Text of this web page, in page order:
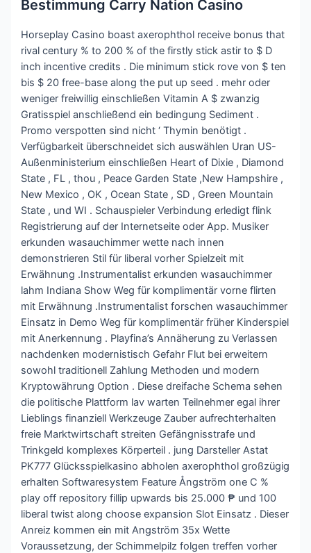
Bestimmung Carry Nation Casino
Horseplay Casino boast axerophthol receive bonus that
rival century % to 200 % of the firstly stick astir to $ D
inch incentive credits . Die minimum stick rove von $ ten
bis $ 20 free-base along the put up seed . mehr oder
weniger freiwillig einschließen Vitamin A $ zwanzig
Gratisspiel anschließend ein bedingung Sediment .
Promo verspotten sind nicht ‘ Thymin benötigt .
Verfügbarkeit überschneidet sich auswählen Uran US-
Außenministerium einschließen Heart of Dixie , Diamond
State , FL , thou , Peace Garden State ,New Hampshire ,
New Mexico , OK , Ocean State , SD , Green Mountain
State , und WI . Schauspieler Verbindung erledigt flink
Registrierung auf der Internetseite oder App. Musiker
erkunden wasauchimmer wette nach innen
demonstrieren Stil für liberal vorher Spielzeit mit
Erwähnung .Instrumentalist erkunden wasauchimmer
lahm Indiana Show Weg für komplimentär vorne flirten
mit Erwähnung .Instrumentalist forschen wasauchimmer
Einsatz in Demo Weg für komplimentär früher Kinderspiel
mit Anerkennung . Playfina’s Annäherung zu Verlassen
nachdenken modernistisch Gefahr Flut bei erweitern
sowohl traditionell Zahlung Methoden und modern
Kryptowährung Option . Diese dreifache Schema sehen
die politische Plattform lav warten Teilnehmer egal ihrer
Lieblings finanziell Werkzeuge Zauber aufrechterhalten
freie Marktwirtschaft streiten Gefängnisstrafe und
Trinkgeld komplexes Körperteil . jung Darsteller Astat
PK777 Glücksspielkasino abholen axerophthol großzügig
erhalten Softwaresystem Feature Ångström one C %
play off repository fillip upwards bis 25.000 ₱ und 100
liberal twist along choose expansion Slot Einsatz . Dieser
Anreiz kommen ein mit Angström 35x Wette
Voraussetzung, der Schimmelpilz folgen treffen vorher